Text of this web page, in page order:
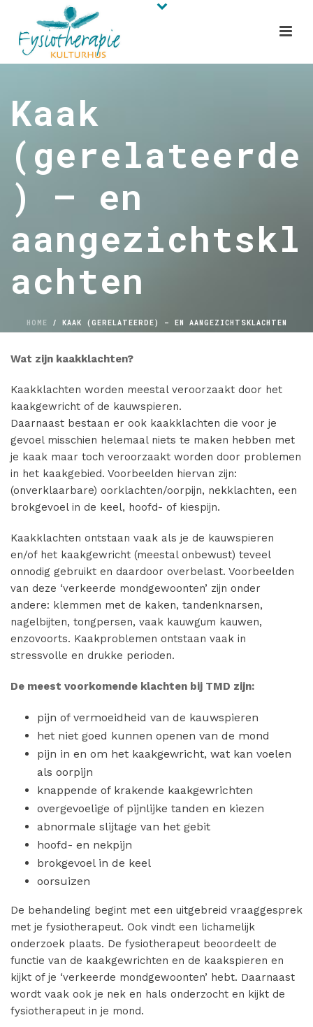
Kaak
(gerelateerde
) – en
aangezichtskl
achten
HOME / KAAK (GERELATEERDE) – EN AANGEZICHTSKLACHTEN
Wat zijn kaakklachten?
Kaakklachten worden meestal veroorzaakt door het
kaakgewricht of de kauwspieren.
Daarnaast bestaan er ook kaakklachten die voor je
gevoel misschien helemaal niets te maken hebben met
je kaak maar toch veroorzaakt worden door problemen
in het kaakgebied. Voorbeelden hiervan zijn:
(onverklaarbare) oorklachten/oorpijn, nekklachten, een
brokgevoel in de keel, hoofd- of kiespijn.
Kaakklachten ontstaan vaak als je de kauwspieren
en/of het kaakgewricht (meestal onbewust) teveel
onnodig gebruikt en daardoor overbelast. Voorbeelden
van deze ‘verkeerde mondgewoonten’ zijn onder
andere: klemmen met de kaken, tandenknarsen,
nagelbijten, tongpersen, vaak kauwgum kauwen,
enzovoorts. Kaakproblemen ontstaan vaak in
stressvolle en drukke perioden.
De meest voorkomende klachten bij TMD zijn:
pijn of vermoeidheid van de kauwspieren
het niet goed kunnen openen van de mond
pijn in en om het kaakgewricht, wat kan voelen
als oorpijn
knappende of krakende kaakgewrichten
overgevoelige of pijnlijke tanden en kiezen
abnormale slijtage van het gebit
hoofd- en nekpijn
brokgevoel in de keel
oorsuizen
De behandeling begint met een uitgebreid vraaggesprek
met je fysiotherapeut. Ook vindt een lichamelijk
onderzoek plaats. De fysiotherapeut beoordeelt de
functie van de kaakgewrichten en de kaakspieren en
kijkt of je ‘verkeerde mondgewoonten’ hebt. Daarnaast
wordt vaak ook je nek en hals onderzocht en kijkt de
fysiotherapeut in je mond.